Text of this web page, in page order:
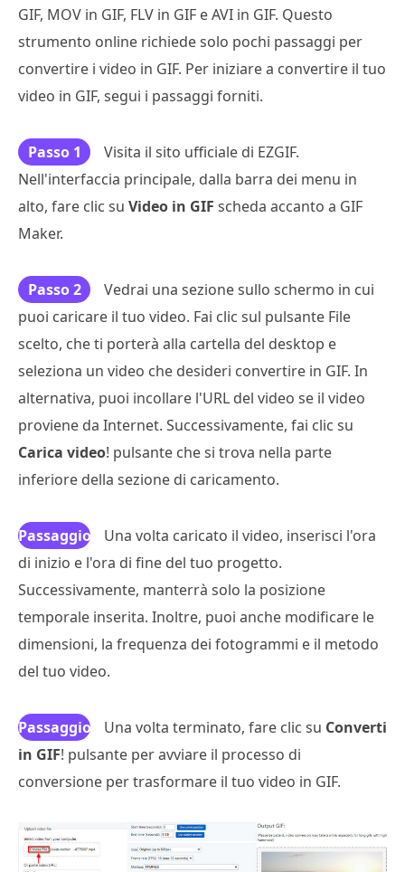
GIF, MOV in GIF, FLV in GIF e AVI in GIF. Questo
strumento online richiede solo pochi passaggi per
convertire i video in GIF. Per iniziare a convertire il tuo
video in GIF, segui i passaggi forniti.
Passo 1
Visita il sito ufficiale di EZGIF.
Nell'interfaccia principale, dalla barra dei menu in
alto, fare clic su Video in GIF scheda accanto a GIF
Maker.
Passo 2
Vedrai una sezione sullo schermo in cui
puoi caricare il tuo video. Fai clic sul pulsante File
scelto, che ti porterà alla cartella del desktop e
seleziona un video che desideri convertire in GIF. In
alternativa, puoi incollare l'URL del video se il video
proviene da Internet. Successivamente, fai clic su
Carica video! pulsante che si trova nella parte
inferiore della sezione di caricamento.
Passaggio
3
Una volta caricato il video, inserisci l'ora
di inizio e l'ora di fine del tuo progetto.
Successivamente, manterrà solo la posizione
temporale inserita. Inoltre, puoi anche modificare le
dimensioni, la frequenza dei fotogrammi e il metodo
del tuo video.
Passaggio
4
Una volta terminato, fare clic su Converti
in GIF! pulsante per avviare il processo di
conversione per trasformare il tuo video in GIF.